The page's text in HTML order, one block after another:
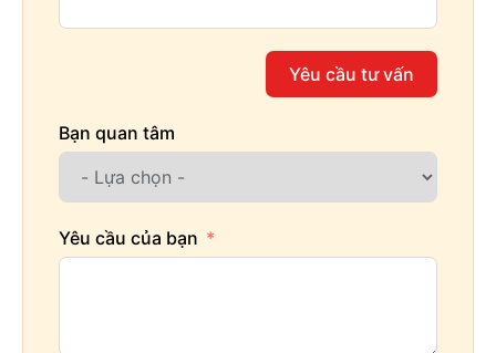
Yêu cầu tư vấn
Bạn quan tâm
Yêu cầu của bạn